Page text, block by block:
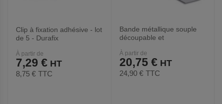
Clip à fixation adhésive - lot
de 5 - Durafix
À partir de
7,29 €
8,75 € TTC
Bande métallique souple
découpable et
- Maul
À partir de
20,75 €
24,90 € TTC